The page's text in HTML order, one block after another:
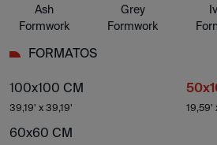
Ash
Formwork
Grey
Formwork
FORMATOS
100x100 CM
39,19' x 39,19' 19,59'
60x60 CM